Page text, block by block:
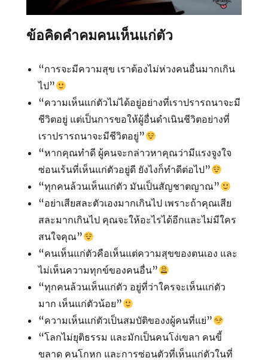
ข้อคิดคำคมคนเห็นแก่ตัว
“การจะมีความสุข เราต้องไม่ห่วงคนอื่นมากเกิน
ไป”
“ความเห็นแก่ตัวไม่ได้อยู่อย่างที่เราปรารถนาจะมี
ชีวิตอยู่ แต่เป็นการขอให้ผู้อื่นดำเนินชีวิตอย่างที่
เราปรารถนาจะมีชีวิตอยู่”
“หากคุณทำดี ผู้คนจะกล่าวหาคุณว่ามีแรงจูงใจ
ซ่อนเร้นที่เห็นแก่ตัวอยู่ดี ยังไงก็ทำดีต่อไป”
“ทุกคนล้วนเห็นแก่ตัว มันเป็นสัญชาตญาณ”
“อย่าเสียสละตัวเองมากเกินไป เพราะถ้าคุณเสีย
สละมากเกินไป คุณจะให้อะไรได้อีกและไม่มีใคร
สนใจคุณ”
“คนเห็นแก่ตัวคือเห็นแต่ความสุขของตนเอง และ
ไม่เห็นความทุกข์ของคนอื่น”
“ทุกคนล้วนเห็นแก่ตัว อยู่ที่ว่าใครจะเห็นแก่ตัว
มาก เห็นแก่ตัวน้อย”
“ความเห็นแก่ตัวเป็นสมบัติของงผู้คนที่แย่”
“โลกไม่ยุติธรรม และมักเป็นคนโง่เขลา คนขี้
ขลาด คนโกหก และการซ่อนตัวที่เห็นแก่ตัวในที่